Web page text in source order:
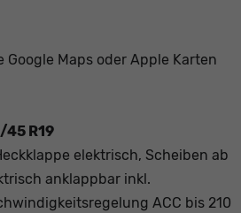
Maps oder Apple Karten
R19
elektrisch, Scheiben ab
anklappbar inkl.
ACC bis 210